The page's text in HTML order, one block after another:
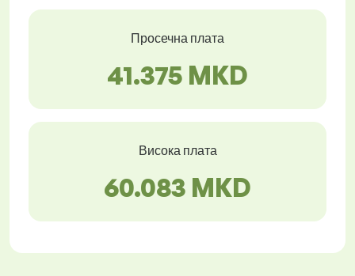
Просечна плата
41.375 MKD
Висока плата
60.083 MKD